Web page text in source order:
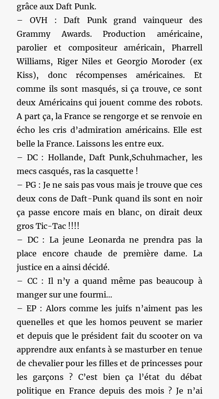
grâce aux Daft Punk.
– OVH : Daft Punk grand vainqueur des
Grammy Awards. Production américaine,
parolier et compositeur américain, Pharrell
Williams, Riger Niles et Georgio Moroder (ex
Kiss), donc récompenses américaines. Et
comme ils sont masqués, si ça trouve, ce sont
deux Américains qui jouent comme des robots.
A part ça, la France se rengorge et se renvoie en
écho les cris d’admiration américains. Elle est
belle la France. Laissons les entre eux.
– DC : Hollande, Daft Punk,Schuhmacher, les
mecs casqués, ras la casquette !
– PG : Je ne sais pas vous mais je trouve que ces
deux cons de Daft-Punk quand ils sont en noir
ça passe encore mais en blanc, on dirait deux
gros Tic-Tac !!!!
– DC : La jeune Leonarda ne prendra pas la
place encore chaude de première dame. La
justice en a ainsi décidé.
– CC : Il n’y a quand même pas beaucoup à
manger sur une fourmi…
– EP : Alors comme les juifs n’aiment pas les
quenelles et que les homos peuvent se marier
et depuis que le président fait du scooter on va
apprendre aux enfants à se masturber en tenue
de chevalier pour les filles et de princesses pour
les garçons ? C’est bien ça l’état du débat
politique en France depuis des mois ? Je n’ai